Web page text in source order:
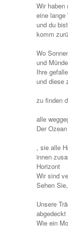
Wir haben
eine
und du
komm
Wo
und
Ihre
und diese
zu finden
alle
Der Ozean
, sie alle
innen
Horizont
Wir sind
Sehen
Unsere
Wie ein